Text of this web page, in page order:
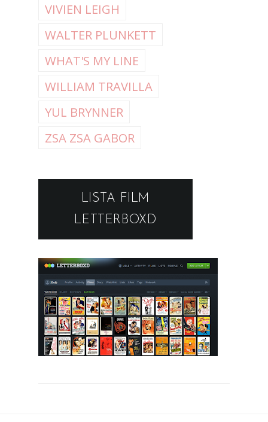
VIVIEN LEIGH
WALTER PLUNKETT
WHAT'S MY LINE
WILLIAM TRAVILLA
YUL BRYNNER
ZSA ZSA GABOR
LISTA FILM
LETTERBOXD